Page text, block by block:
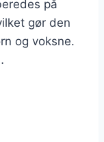
på
gør den
og voksne.